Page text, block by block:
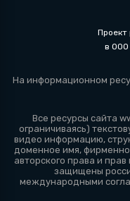
Проект
в ООО
На информационном
Все ресурсы сайта
ограничиваясь)
видео информацию,
доменное имя,
авторского права и
защищены
международными